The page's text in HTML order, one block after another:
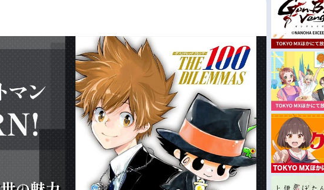
配信・Vtuber
アニメ映画一覧
実写化映画一覧
男性声優/女性声優一覧
今期アニメ曜日別一覧
春アニメ
夏アニメ
FOLLOW US